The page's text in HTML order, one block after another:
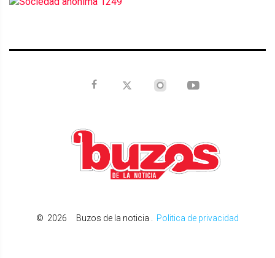
© 2026 Buzos de la noticia Politica de privacidad